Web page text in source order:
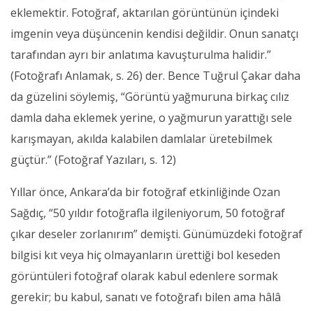
eklemektir. Fotoğraf, aktarılan görüntünün içindeki
imgenin veya düşüncenin kendisi değildir. Onun sanatçı
tarafından ayrı bir anlatıma kavuşturulma halidir.”
(Fotoğrafı Anlamak, s. 26) der. Bence Tuğrul Çakar daha
da güzelini söylemiş, “Görüntü yağmuruna birkaç cılız
damla daha eklemek yerine, o yağmurun yarattığı sele
karışmayan, akılda kalabilen damlalar üretebilmek
güçtür.” (Fotoğraf Yazıları, s. 12)
Yıllar önce, Ankara’da bir fotoğraf etkinliğinde Ozan
Sağdıç, “50 yıldır fotoğrafla ilgileniyorum, 50 fotoğraf
çıkar deseler zorlanırım” demişti. Günümüzdeki fotoğraf
bilgisi kıt veya hiç olmayanların ürettiği bol keseden
görüntüleri fotoğraf olarak kabul edenlere sormak
gerekir; bu kabul, sanatı ve fotoğrafı bilen ama hâlâ